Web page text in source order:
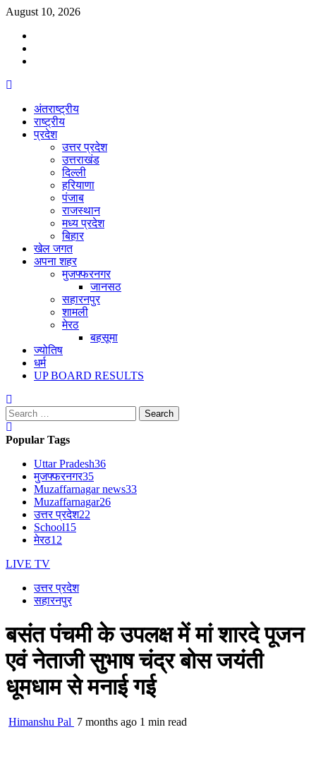
Skip
content
August 10, 2026
अंतराष्ट्रीय
राष्ट्रीय
प्रदेश
उत्तर प्रदेश
उत्तराखंड
दिल्ली
हरियाणा
पंजाब
राजस्थान
मध्य प्रदेश
बिहार
खेल जगत
अपना शहर
मुजफ्फरनगर
जानसठ
सहारनपुर
शामली
मेरठ
बहसूमा
ज्योतिष
धर्म
UP BOARD RESULTS
Search
for:
Popular Tags
Uttar Pradesh36
मुजफ्फरनगर35
Muzaffarnagar news33
Muzaffarnagar26
उत्तर प्रदेश22
School15
मेरठ12
LIVE TV
उत्तर प्रदेश
सहारनपुर
बसंत पंचमी के उपलक्ष में मां शारदे पूजन
एवं नेताजी सुभाष चंद्र बोस जयंती
धूमधाम से मनाई गई
Himanshu Pal 7 months ago 1 min read